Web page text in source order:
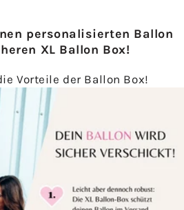
personalisierten Ballon
XL Ballon Box!
Vorteile der Ballon Box!